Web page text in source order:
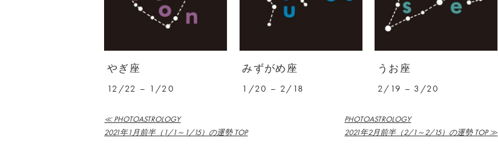
やぎ座
12/22 – 1/20
みずがめ座
1/20 – 2/18
うお座
2/19 – 3/20
≪ PHOTOASTROLOGY
2021年1月前半（1/1～1/15）の運勢 TOP
PHOTOASTROLOGY
2021年2月前半（2/1～2/15）の運勢 TOP ≫